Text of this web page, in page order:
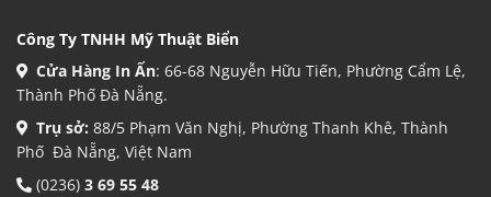
Công Ty TNHH Mỹ Thuật Biển
Cửa Hàng In Ấn: 66-68 Nguyễn Hữu Tiến, Phường Cẩm Lệ,
Thành Phố Đà Nẵng.
Trụ sở: 88/5 Phạm Văn Nghị, Phường Thanh Khê, Thành
Phố Đà Nẵng, Việt Nam
(0236) 3 69 55 48